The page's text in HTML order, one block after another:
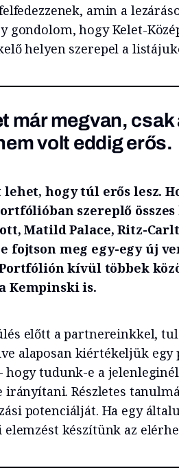
amin a
gondolom, hogy Kelet-
helyen szerepel a
már megvan,
volt eddig erős.
lehet, hogy túl erős lesz.
szereplő összes
Matild Palace, Ritz-
fojtson meg egy-egy új
kívül többek
Kempinski is.
előtt a partnereinkkel,
alaposan kiértékeljük egy
hogy tudunk-e a
irányítani. Részletes
potenciálját. Ha egy
elemzést készítünk az